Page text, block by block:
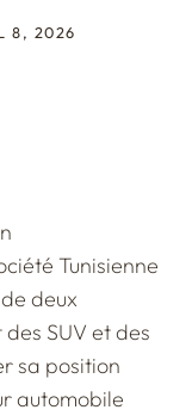
8, 2026
Tunisienne
deux
SUV et des
sa position
automobile